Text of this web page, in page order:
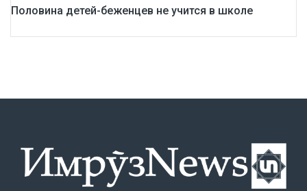
Половина детей-беженцев не учится в школе